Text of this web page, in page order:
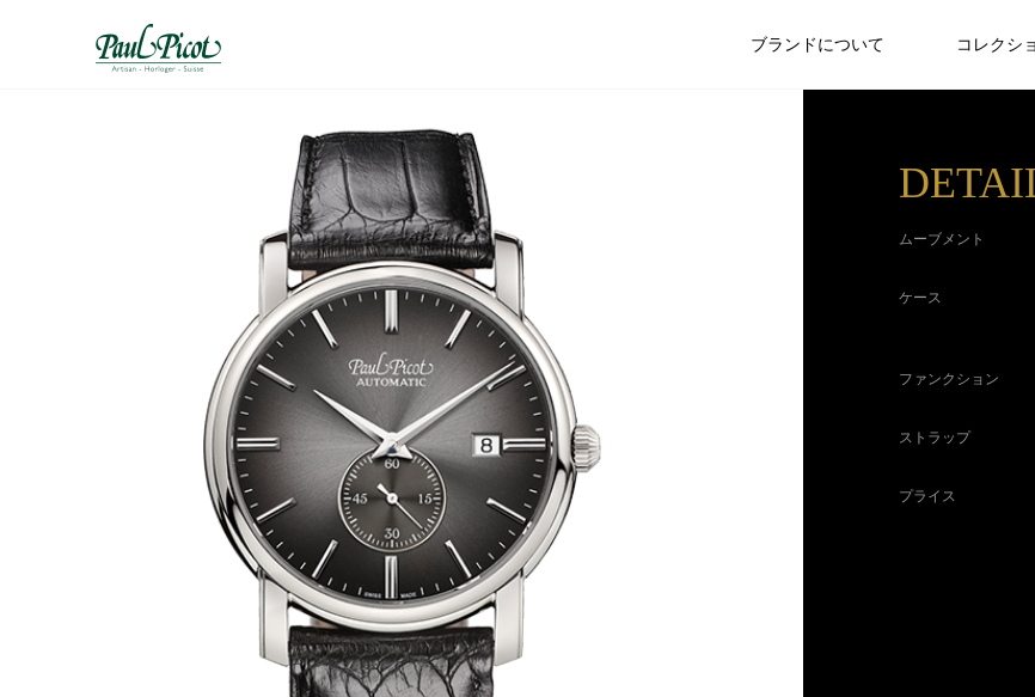
ブランドについて コレクシ
ムーブメント
ケース
ファンクション
ストラップ
プライス